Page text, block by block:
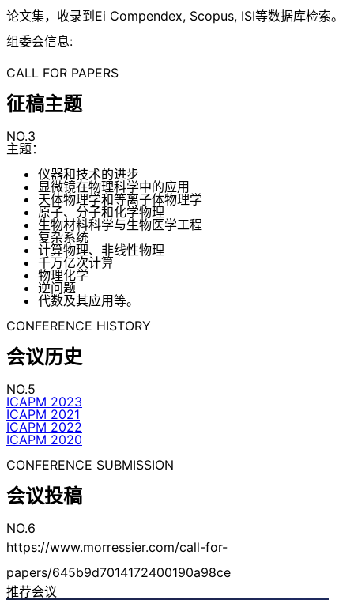
论文集，收录到Ei Compendex, Scopus, ISI等数据库检索。
组委会信息:
CALL FOR PAPERS
征稿主题
NO.3
主题：
仪器和技术的进步
显微镜在物理科学中的应用
天体物理学和等离子体物理学
原子、分子和化学物理
生物材料科学与生物医学工程
复杂系统
计算物理、非线性物理
千万亿次计算
物理化学
逆问题
代数及其应用等。
CONFERENCE HISTORY
会议历史
NO.5
ICAPM 2023
ICAPM 2021
ICAPM 2022
ICAPM 2020
CONFERENCE SUBMISSION
会议投稿
NO.6
https://www.morressier.com/call-for-
papers/645b9d7014172400190a98ce
推荐会议